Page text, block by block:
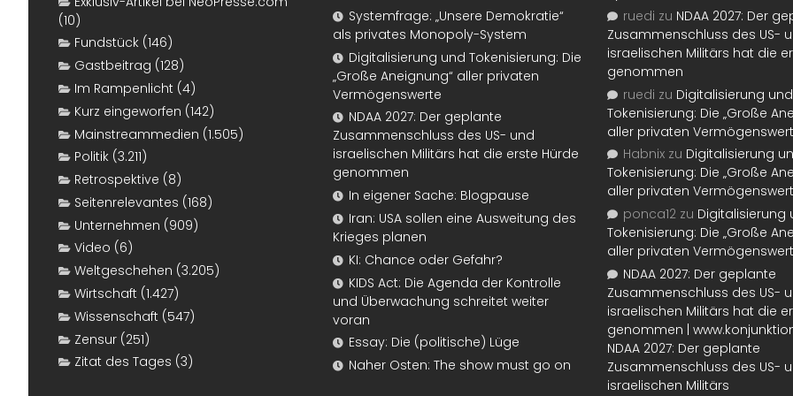
(10)
Fundstück (146)
Gastbeitrag (128)
Im Rampenlicht (4)
Kurz eingeworfen (142)
Mainstreammedien (1.505)
Politik (3.211)
Retrospektive (8)
Seitenrelevantes (168)
Unternehmen (909)
Video (6)
Weltgeschehen (3.205)
Wirtschaft (1.427)
Wissenschaft (547)
Zensur (251)
Zitat des Tages (3)
Systemfrage: „Unsere Demokratie“
als privates Monopoly-System
Digitalisierung und Tokenisierung: Die
„Große Aneignung“ aller privaten
Vermögenswerte
NDAA 2027: Der geplante
Zusammenschluss des US- und
israelischen Militärs hat die erste Hürde
genommen
In eigener Sache: Blogpause
Iran: USA sollen eine Ausweitung des
Krieges planen
KI: Chance oder Gefahr?
KIDS Act: Die Agenda der Kontrolle
und Überwachung schreitet weiter
voran
Essay: Die (politische) Lüge
Naher Osten: The show must go on
ruedi zu NDAA 2027: Der
Zusammenschluss des US-
israelischen Militärs hat die
genommen
ruedi zu Digitalisierung und
Tokenisierung: Die „Große
aller privaten
Habnix zu Digitalisierung
Tokenisierung: Die „Große
aller privaten
ponca12 zu Digitalisierung
Tokenisierung: Die „Große
aller privaten
NDAA 2027: Der geplante
Zusammenschluss des US-
israelischen Militärs hat die
genommen |
NDAA 2027: Der geplante
Zusammenschluss des US-
israelischen Militärs